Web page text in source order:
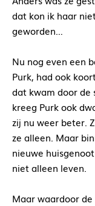
dat kon ik haar
geworden…
Nu nog even een
Purk, had ook
dat kwam door de
kreeg Purk ook
zij nu weer beter.
ze alleen. Maar
nieuwe
niet alleen leven.
Maar waardoor